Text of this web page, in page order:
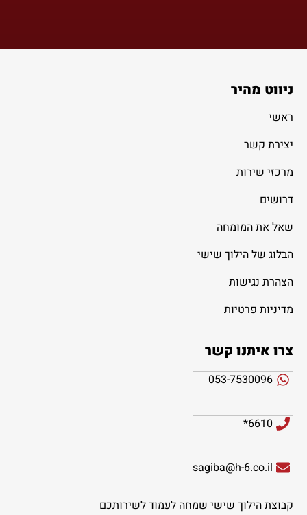
ניווט מהיר
ראשי
יצירת קשר
מרכזי שירות
דרושים
שאל את המומחה
הבלוג של הילוך שישי
הצהרת נגישות
מדיניות פרטיות
צרו איתנו קשר
053-7530096
6610*
sagiba@h-6.co.il
קבוצת הילוך שישי שמחה לעמוד לשירותכם